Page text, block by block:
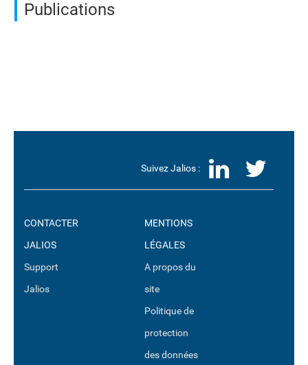
Publications
Suivez Jalios :
CONTACTER
JALIOS
Support
Jalios
MENTIONS
LÉGALES
A propos du
site
Politique de
protection
des données